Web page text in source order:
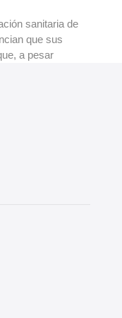
sanitaria de
que sus
a pesar